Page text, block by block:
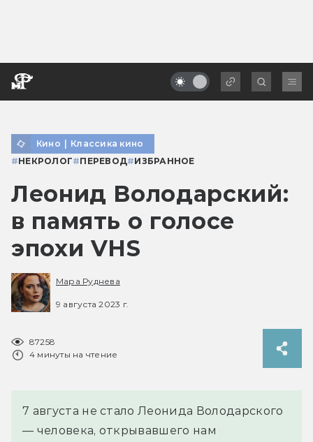
Кино | Классика кино
#НЕКРОЛОГ#ПЕРЕВОД#ИЗБРАННОЕ
Леонид Володарский:
в память о голосе
эпохи VHS
Мара Руднева
9 августа 2023 г.
87258
4 минуты на чтение
7 августа не стало Леонида Володарского
— человека, открывавшего нам